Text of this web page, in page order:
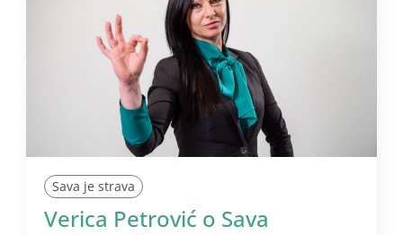
Sava je strava
Verica Petrović o Sava